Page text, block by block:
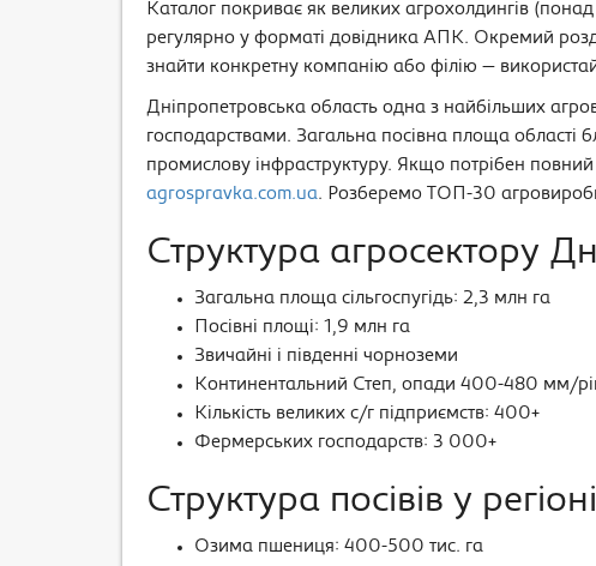
Каталог покриває як великих агрохолдингів
регулярно у форматі довідника АПК. Окремий
знайти конкретну компанію або філію —
Дніпропетровська область одна з найбільших
господарствами. Загальна посівна площа області
промислову інфраструктуру. Якщо потрібен
agrospravka.com.ua. Розберемо ТОП-30
Структура агросектору
Загальна площа сільгоспугідь: 2,3 млн га
Посівні площі: 1,9 млн га
Звичайні і південні чорноземи
Континентальний Степ, опади 400-480 мм/
Кількість великих с/г підприємств: 400+
Фермерських господарств: 3 000+
Структура посівів у регіоні
Озима пшениця: 400-500 тис. га